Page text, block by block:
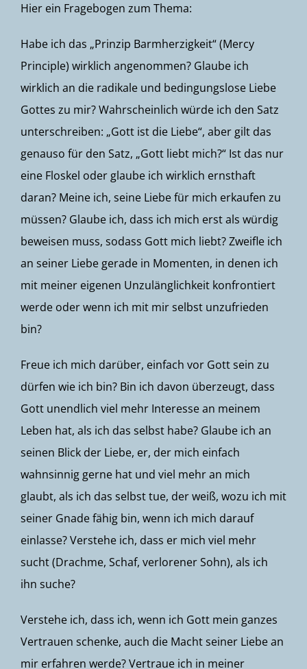
Hier ein Fragebogen zum Thema:
Habe ich das „Prinzip Barmherzigkeit“ (Mercy
Principle) wirklich angenommen? Glaube ich
wirklich an die radikale und bedingungslose Liebe
Gottes zu mir? Wahrscheinlich würde ich den Satz
unterschreiben: „Gott ist die Liebe“, aber gilt das
genauso für den Satz, „Gott liebt mich?“ Ist das nur
eine Floskel oder glaube ich wirklich ernsthaft
daran? Meine ich, seine Liebe für mich erkaufen zu
müssen? Glaube ich, dass ich mich erst als würdig
beweisen muss, sodass Gott mich liebt? Zweifle ich
an seiner Liebe gerade in Momenten, in denen ich
mit meiner eigenen Unzulänglichkeit konfrontiert
werde oder wenn ich mit mir selbst unzufrieden
bin?
Freue ich mich darüber, einfach vor Gott sein zu
dürfen wie ich bin? Bin ich davon überzeugt, dass
Gott unendlich viel mehr Interesse an meinem
Leben hat, als ich das selbst habe? Glaube ich an
seinen Blick der Liebe, er, der mich einfach
wahnsinnig gerne hat und viel mehr an mich
glaubt, als ich das selbst tue, der weiß, wozu ich mit
seiner Gnade fähig bin, wenn ich mich darauf
einlasse? Verstehe ich, dass er mich viel mehr
sucht (Drachme, Schaf, verlorener Sohn), als ich
ihn suche?
Verstehe ich, dass ich, wenn ich Gott mein ganzes
Vertrauen schenke, auch die Macht seiner Liebe an
mir erfahren werde? Vertraue ich in meiner